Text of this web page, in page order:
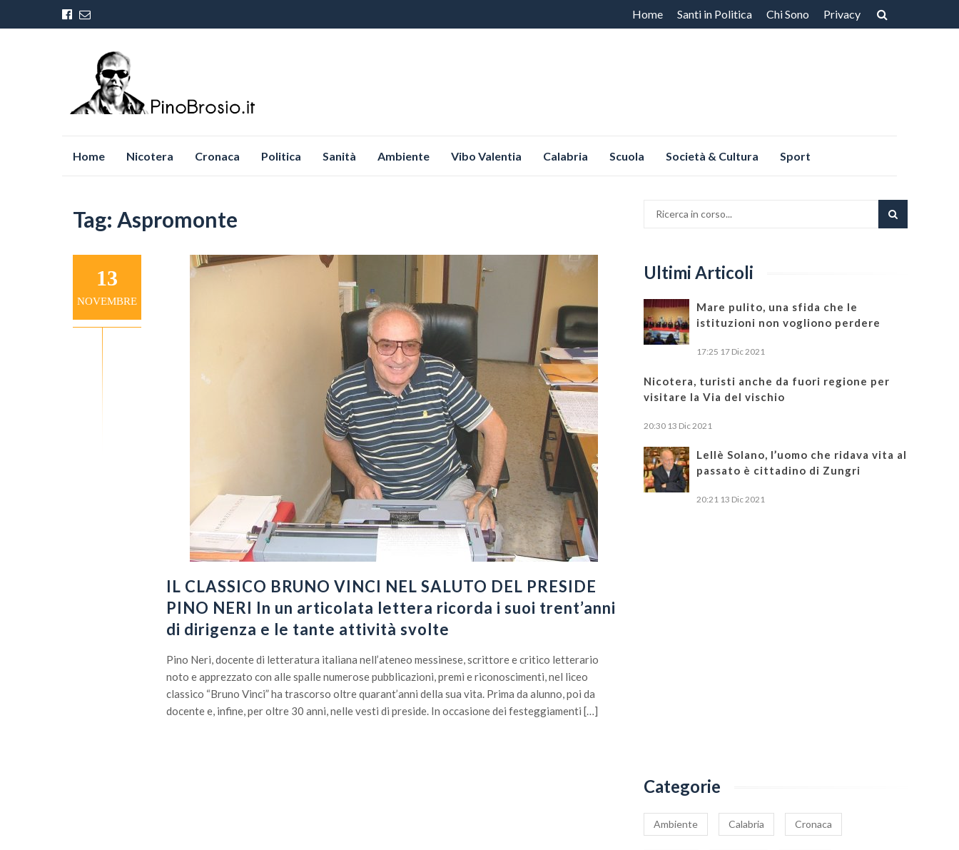
VaiHome Santi in Politica Chi Sono Privacy
Home Nicotera Cronaca Politica Sanità Ambiente Vibo Valentia Calabria Scuola Società & Cultura Sport
Tag: Aspromonte
13
NOVEMBRE
IL CLASSICO BRUNO VINCI NEL SALUTO DEL PRESIDE
PINO NERI In un articolata lettera ricorda i suoi trent’anni
di dirigenza e le tante attività svolte
Pino Neri, docente di letteratura italiana nell’ateneo messinese, scrittore e critico letterario
noto e apprezzato con alle spalle numerose pubblicazioni, premi e riconoscimenti, nel liceo
classico “Bruno Vinci” ha trascorso oltre quarant’anni della sua vita. Prima da alunno, poi da
docente e, infine, per oltre 30 anni, nelle vesti di preside. In occasione dei festeggiamenti […]
Ultimi Articoli
Mare pulito, una sfida che le
istituzioni non vogliono perdere
17:25 17 Dic 2021
Nicotera, turisti anche da fuori regione per
visitare la Via del vischio
20:30 13 Dic 2021
Lellè Solano, l’uomo che ridava vita al
passato è cittadino di Zungri
20:21 13 Dic 2021
Categorie
Ambiente Calabria Cronaca